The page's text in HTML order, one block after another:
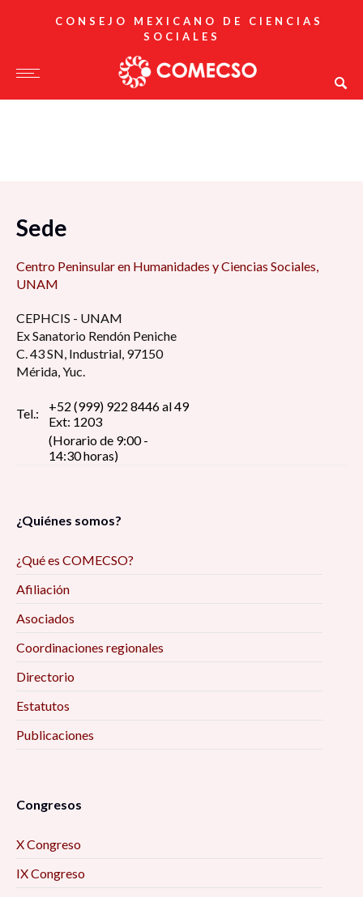
CONSEJO MEXICANO DE CIENCIAS
SOCIALES
Sede
Centro Peninsular en Humanidades y Ciencias Sociales,
UNAM
CEPHCIS - UNAM
Ex Sanatorio Rendón Peniche
C. 43 SN, Industrial, 97150
Mérida, Yuc.
Tel.:
+52 (999) 922 8446 al 49
Ext: 1203
(Horario de 9:00 -
14:30 horas)
¿Quiénes somos?
¿Qué es COMECSO?
Afiliación
Asociados
Coordinaciones regionales
Directorio
Estatutos
Publicaciones
Congresos
X Congreso
IX Congreso